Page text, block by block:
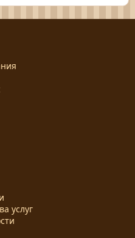
услуг